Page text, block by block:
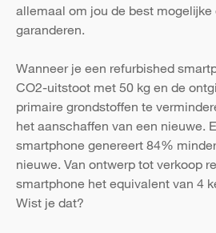
allemaal om jou de best mogelijke
garanderen.
Wanneer je een refurbished
CO2-uitstoot met 50 kg en de
primaire grondstoffen te
het aanschaffen van een nieuwe.
smartphone genereert 84%
nieuwe. Van ontwerp tot verkoop
smartphone het equivalent van 4
Wist je dat?